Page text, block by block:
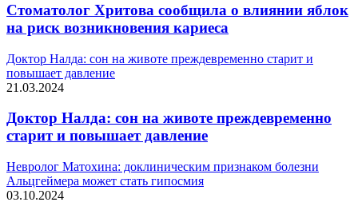
Стоматолог Хритова сообщила о влиянии яблок
на риск возникновения кариеса
Доктор Налда: сон на животе преждевременно старит и
повышает давление
21.03.2024
Доктор Налда: сон на животе преждевременно
старит и повышает давление
Невролог Матохина: доклиническим признаком болезни
Альцгеймера может стать гипосмия
03.10.2024